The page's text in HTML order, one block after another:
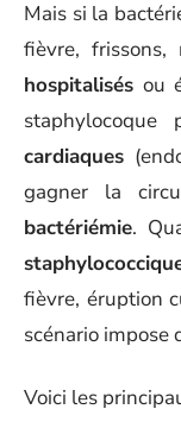
Mais si la
fièvre, frissons,
hospitalisés ou
staphylocoque
cardiaques
gagner la
bactériémie.
fièvre, éruption
scénario impose
Voici les